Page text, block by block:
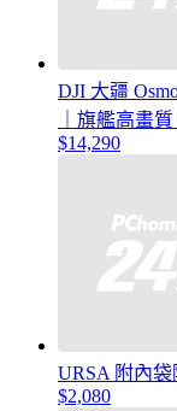
DJI 大疆
｜旗艦高畫
$14,290
URSA 附內
$2,080